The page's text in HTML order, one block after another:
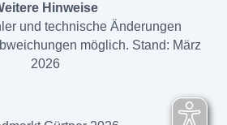
Hinweise
und technische Änderungen
möglich. Stand: März
2026